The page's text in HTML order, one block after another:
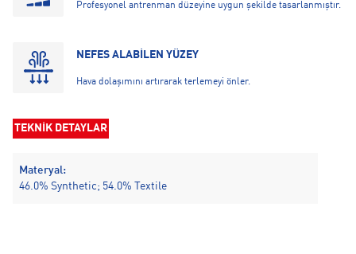
Profesyonel antrenman düzeyine uygun şekilde tasarlanmıştır.
NEFES ALABİLEN YÜZEY
Hava dolaşımını artırarak terlemeyi önler.
TEKNİK DETAYLAR
Materyal:
46.0% Synthetic; 54.0% Textile